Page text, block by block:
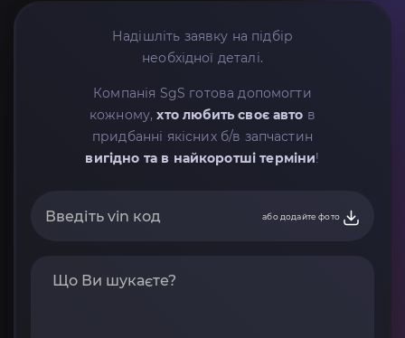
Надішліть заявку на підбір
необхідної деталі.
Компанія SgS готова допомогти
кожному,хто любить своє авто в
придбанні якісних б/в запчастин
вигідно та в найкоротші терміни!
або додайте фото